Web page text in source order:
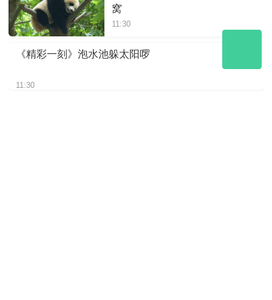
窝
11:30
《精彩一刻》泡水池躲太阳啰
11:30